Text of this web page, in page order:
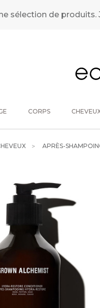
sélection de produits.
CORPS
APRÈS-